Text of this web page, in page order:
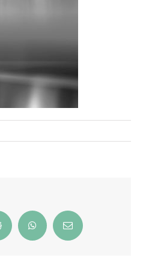
Reddit WhatsAppEmail